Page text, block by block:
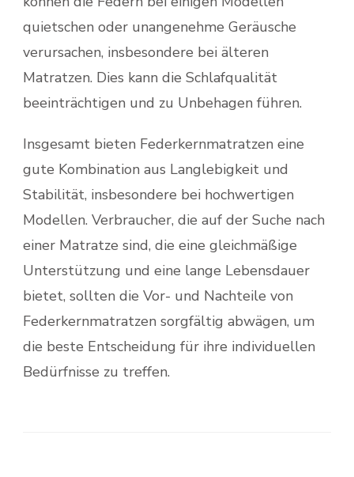
quietschen oder unangenehme Geräusche
verursachen, insbesondere bei älteren
Matratzen. Dies kann die Schlafqualität
beeinträchtigen und zu Unbehagen führen.
Insgesamt bieten Federkernmatratzen eine
gute Kombination aus Langlebigkeit und
Stabilität, insbesondere bei hochwertigen
Modellen. Verbraucher, die auf der Suche nach
einer Matratze sind, die eine gleichmäßige
Unterstützung und eine lange Lebensdauer
bietet, sollten die Vor- und Nachteile von
Federkernmatratzen sorgfältig abwägen, um
die beste Entscheidung für ihre individuellen
Bedürfnisse zu treffen.